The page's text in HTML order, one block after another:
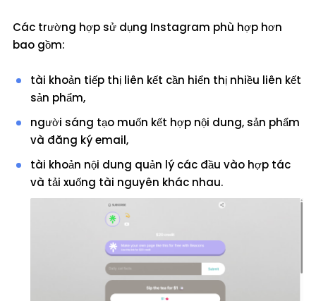
Các trường hợp sử dụng Instagram phù hợp hơn
bao gồm:
tài khoản tiếp thị liên kết cần hiển thị nhiều liên kết
sản phẩm,
người sáng tạo muốn kết hợp nội dung, sản phẩm
và đăng ký email,
tài khoản nội dung quản lý các đầu vào hợp tác
và tải xuống tài nguyên khác nhau.